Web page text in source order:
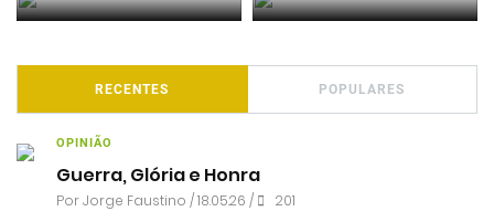
RECENTES POPULARES
OPINIÃO
Guerra, Glória e Honra
PorJorge Faustino / 18.05.26 / 201